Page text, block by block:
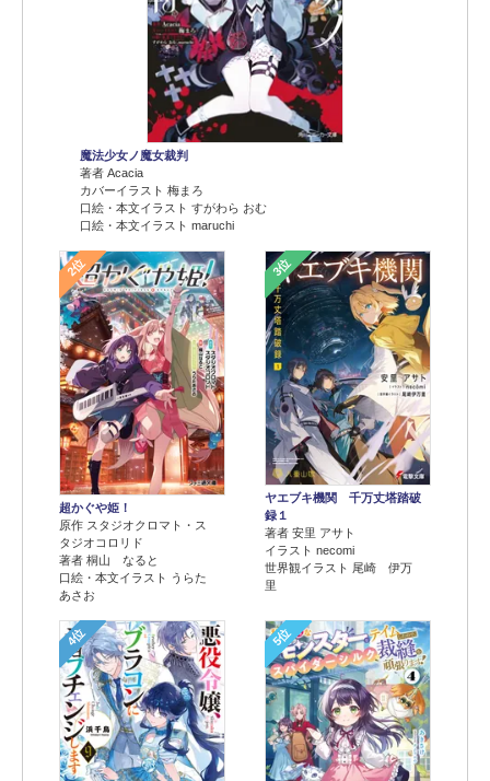
魔法少女ノ魔女裁判
著者 Acacia
カバーイラスト 梅まろ
口絵・本文イラスト すがわら おむ
口絵・本文イラスト maruchi
2位
超かぐや姫！
原作 スタジオクロマト・ス
タジオコロリド
著者 桐山 なると
口絵・本文イラスト うらた
あさお
3位
ヤエブキ機関 千万丈塔踏破
録１
著者 安里 アサト
イラスト necomi
世界観イラスト 尾崎 伊万
里
4位 5位